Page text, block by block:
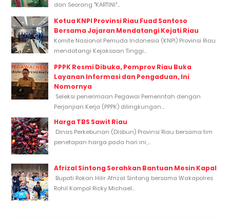
dan Seorang "KARTINI"...
Ketua KNPI Provinsi Riau Fuad Santoso
Bersama Jajaran Mendatangi Kejati Riau
Komite Nasional Pemuda Indonesia (KNPI) Provinsi Riau
mendatangi Kejaksaan Tinggi...
PPPK Resmi Dibuka, Pemprov Riau Buka
Layanan Informasi dan Pengaduan, Ini
Nomornya
Seleksi penerimaan Pegawai Pemerintah dengan
Perjanjian Kerja (PPPK) dilingkungan...
Harga TBS Sawit Riau
Dinas Perkebunan (Disbun) Provinsi Riau bersama tim
penetapan harga pada hari ini,...
Afrizal Sintong Serahkan Bantuan Mesin Kapal
Bupati Rokan Hilir Afrizal Sintong bersama Wakapolres
Rohil Kompol Ricky Michael...